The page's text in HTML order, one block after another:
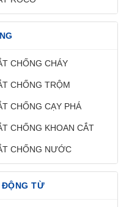
CHỐNG CHÁY
CHỐNG TRỘM
CHỐNG CẠY PHÁ
CHỐNG KHOAN CẮT
CHỐNG NƯỚC
TỪ